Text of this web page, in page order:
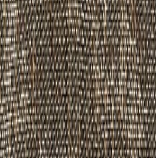
建築を探す
建材を探す
家具を探す
メーカーを探す
TECTUREとは？サービスの
グランフロー/
グランフロー/GX-6150L